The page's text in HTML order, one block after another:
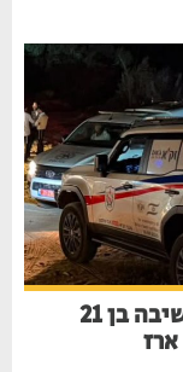
אסון בין הזמנים בבנימין: בחור ישיבה בן 21